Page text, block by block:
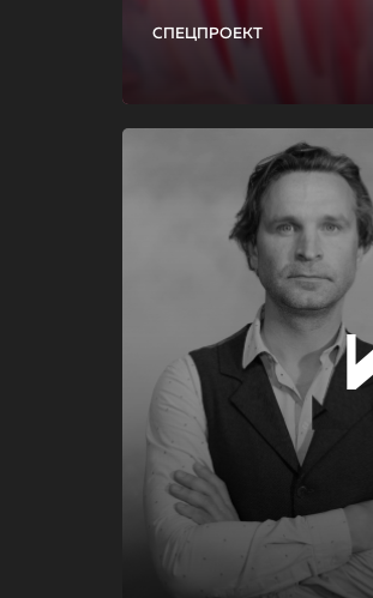
СПЕЦПРОЕКТ